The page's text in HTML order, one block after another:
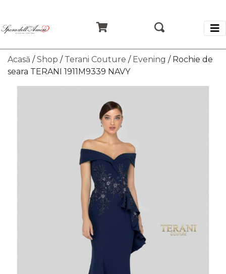
Acasă /Shop / Terani Couture / Evening / Rochie de
seara TERANI 1911M9339 NAVY